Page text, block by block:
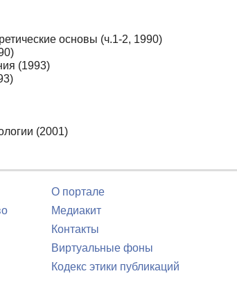
основы (ч.1-2, 1990)
(1993)
(2001)
О портале
Медиакит
Контакты
Виртуальные фоны
Кодекс этики публикаций